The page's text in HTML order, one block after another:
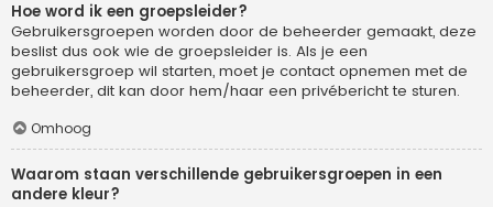
Hoe word ik een groepsleider?
Gebruikersgroepen worden door de beheerder gemaakt, deze
beslist dus ook wie de groepsleider is. Als je een
gebruikersgroep wil starten, moet je contact opnemen met de
beheerder, dit kan door hem/haar een privébericht te sturen.
Omhoog
Waarom staan verschillende gebruikersgroepen in een
andere kleur?